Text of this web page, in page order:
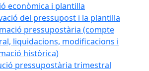
econòmica i plantilla
del pressupost i la plantilla
pressupostària (compte
liquidacions, modificacions i
històrica)
pressupostària trimestral